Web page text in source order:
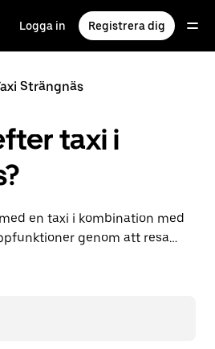
Logga in Registrera dig
Strängnäs
taxi i
en taxi i kombination med
genom att resa
Du kan göra beställningar på
varje resa. Din resa är bara